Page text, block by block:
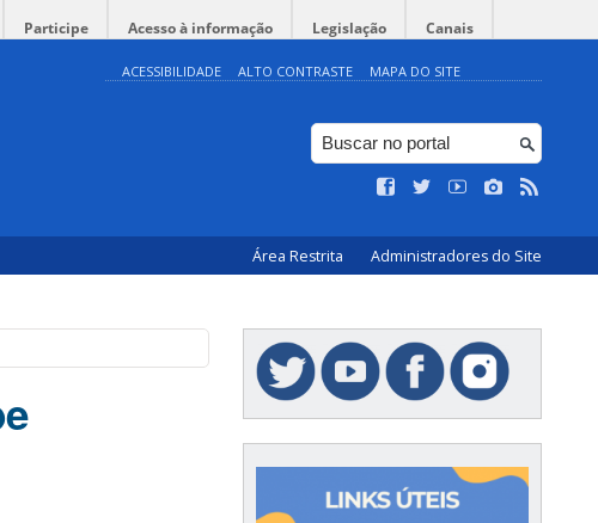
Participe Acesso à informação Legislação Canais
ACESSIBILIDADE ALTO CONTRASTE MAPA DO SITE
Área Restrita Administradores do Site